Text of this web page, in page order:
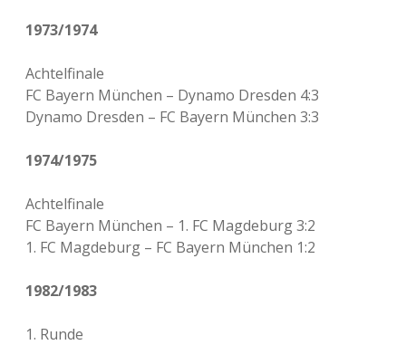
1973/1974
Achtelfinale
FC Bayern München – Dynamo Dresden 4:3
Dynamo Dresden – FC Bayern München 3:3
1974/1975
Achtelfinale
FC Bayern München – 1. FC Magdeburg 3:2
1. FC Magdeburg – FC Bayern München 1:2
1982/1983
1. Runde